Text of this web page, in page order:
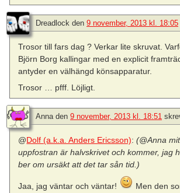
Dreadlock den 9 november, 2013 kl. 18:05
Trosor till fars dag ? Verkar lite skruvat.
Björn Borg kallingar med en explicit
antyder en välhängd könsapparatur.
Trosor … pfff. Löjligt.
Anna den 9 november, 2013 kl. 18:51
@Dolf (a.k.a. Anders Ericsson):(@Anna
uppfostran är halvskrivet och kommer, jag
ber om ursäkt att det tar sån tid.)
Jaa, jag väntar och väntar!
Men den